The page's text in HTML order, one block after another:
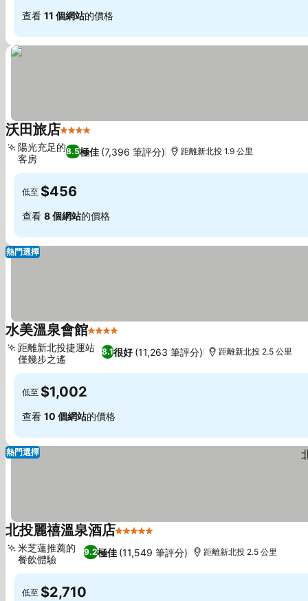
查看 11 個網站的價格
沃田旅店4 星級
8.5極佳 (7,396 筆評分)
陽光充足的
客房
距離新北投 1.9 公里
低至 $456
查看 8 個網站的價格
熱門選擇
水美溫泉會館4 星級
8.1很好 (11,263 筆評分)
距離新北投捷運站
僅幾步之遙
距離新北投 2.5 公里
低至 $1,002
查看 10 個網站的價格
熱門選擇
北投麗禧溫泉酒店5 星級
9.2極佳 (11,549 筆評分)
米芝蓮推薦的
餐飲體驗
距離新北投 2.5 公里
低至 $2,710